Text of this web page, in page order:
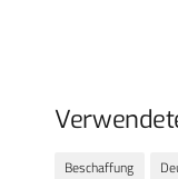
Beschaffung